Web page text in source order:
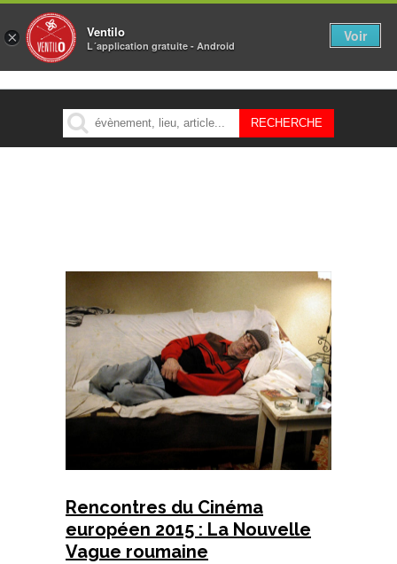
MENU
Rencontres du Cinéma
européen 2015 : La Nouvelle
Vague roumaine
× Ventilo
L´application gratuite - Android
Voir